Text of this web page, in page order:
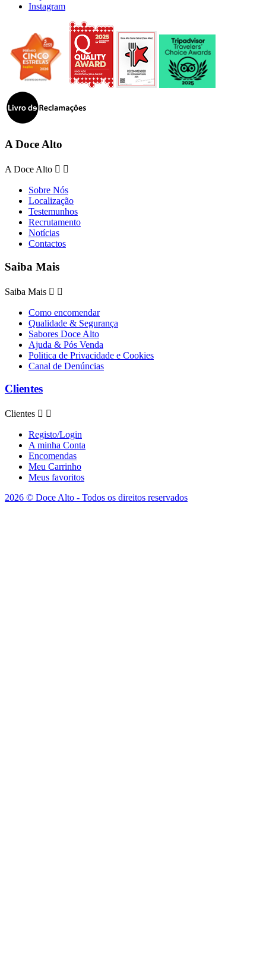
Instagram
A Doce Alto
A Doce Alto  
Sobre Nós
Localização
Testemunhos
Recrutamento
Notícias
Contactos
Saiba Mais
Saiba Mais  
Como encomendar
Qualidade & Segurança
Sabores Doce Alto
Ajuda & Pós Venda
Politica de Privacidade e Cookies
Canal de Denúncias
Clientes
Clientes  
Registo/Login
A minha Conta
Encomendas
Meu Carrinho
Meus favoritos
2026 © Doce Alto - Todos os direitos reservados